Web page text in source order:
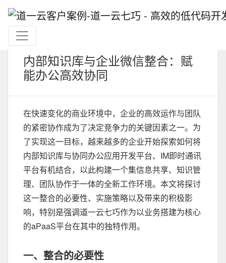
内部知识库与企业微信整合：赋
能办公高效协同
在快速变化的商业环境中，企业的高效运作与团队
的紧密协作成为了决定竞争力的关键因素之一。为
了实现这一目标，越来越多的企业开始探索如何将
内部知识库与协同办公应用开发平台、IM即时通讯
平台有机结合，以此构建一个集信息共享、知识管
理、团队协作于一体的全新工作环境。本文将探讨
这一整合的必要性、实施策略以及带来的积极影
响，特别是强调道一云七巧作为以业务搭建为核心
的aPaaS平台在其中的独特作用。
一、整合的必要性